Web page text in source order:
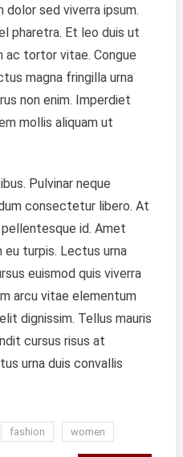
sed viverra ipsum.
pharetra. Et leo duis ut
ac tortor vitae. Congue
magna fringilla urna
non enim. Imperdiet
mollis aliquam ut
Pulvinar neque
consectetur libero. At
id. Amet
eu turpis. Lectus urna
euismod quis viverra
arcu vitae elementum
dignissim. Tellus mauris
cursus risus at
urna duis convallis
fashion women